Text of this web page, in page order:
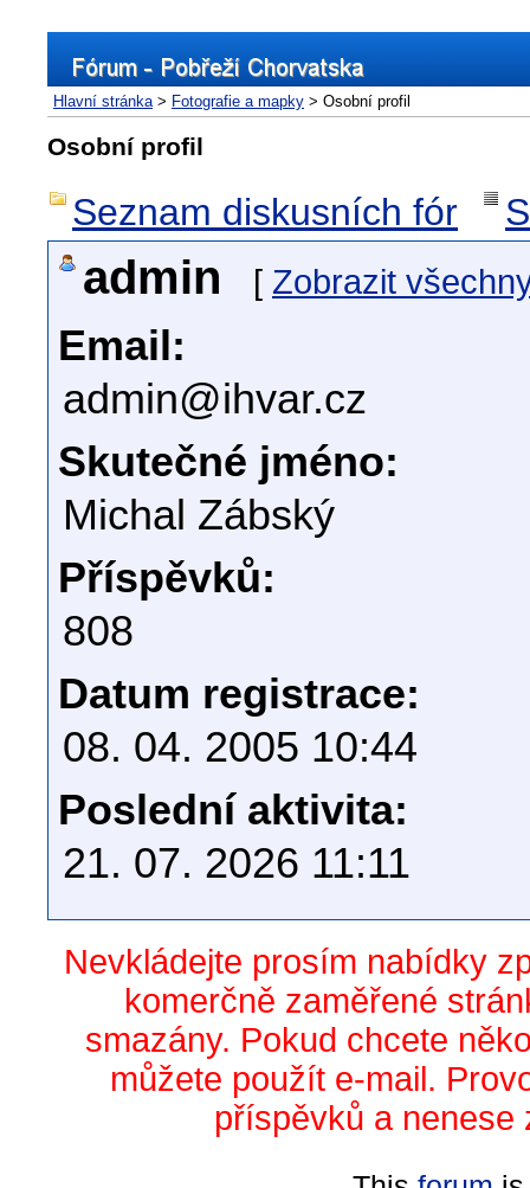
Hlavní stránka> Fotografie a mapky > Osobní profil
Osobní profil
Seznam diskusních fór
admin [ Zobrazit
Email:
admin@ihvar.cz
Skutečné jméno:
Michal Zábský
Příspěvků:
808
Datum registrace:
08. 04. 2005 10:44
Poslední aktivita:
21. 07. 2026 11:11
Nevkládejte prosím nabídky
komerčně zaměřené
smazány. Pokud chcete
můžete použít e-mail.
příspěvků a nenese